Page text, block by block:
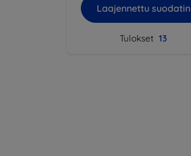
Laajennettu suodatin
Tulokset 13